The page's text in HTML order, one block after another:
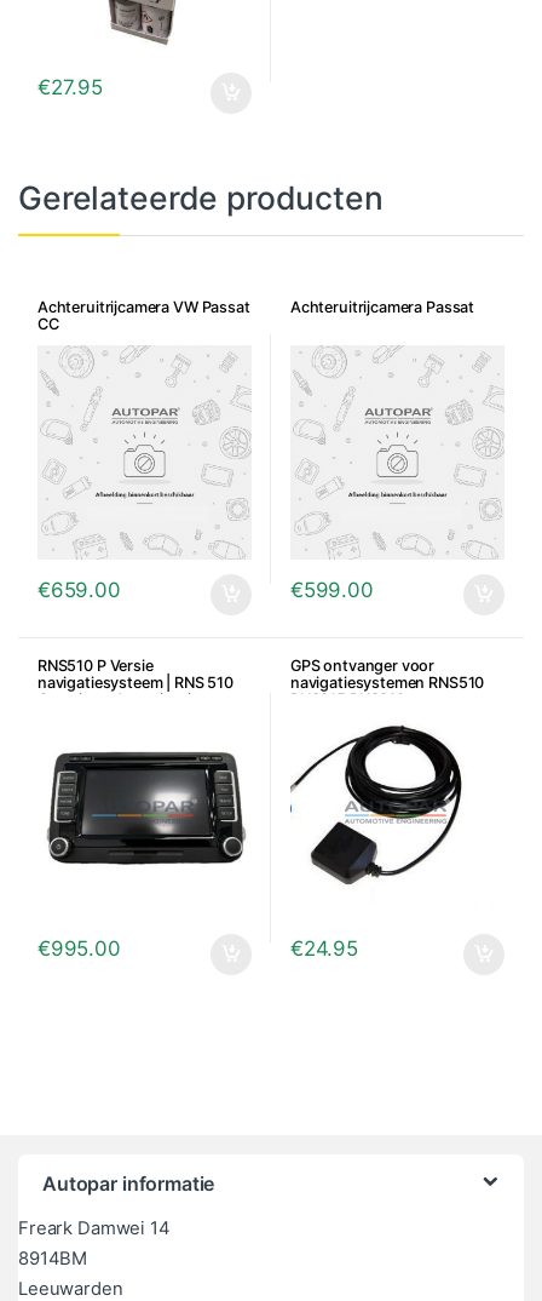
€27.95
Gerelateerde producten
Achteruitrijcamera VW Passat
CC
€659.00
Achteruitrijcamera Passat
€599.00
RNS510 P Versie
navigatiesysteem | RNS 510
Gereviseerde navigatie
€995.00
GPS ontvanger voor
navigatiesystemen RNS510
RNS315 RNS310
€24.95
Autopar informatie
Freark Damwei 14
8914BM
Leeuwarden